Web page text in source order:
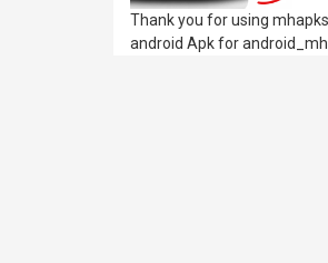
Thank you for using
android Apk for